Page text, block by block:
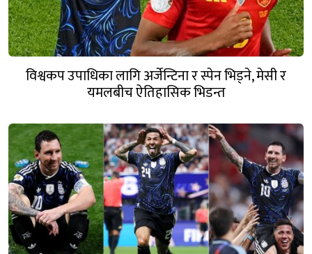
विश्वकप उपाधिका लागि अर्जेन्टिना र स्पेन भिड्ने, मेसी र
यमलबीच ऐतिहासिक भिडन्त